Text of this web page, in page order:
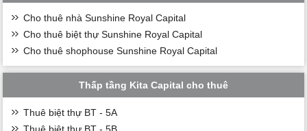
Cho thuê nhà Sunshine Royal Capital
Cho thuê biệt thự Sunshine Royal Capital
Cho thuê shophouse Sunshine Royal Capital
Thấp tầng Kita Capital cho thuê
Thuê biệt thự BT - 5A